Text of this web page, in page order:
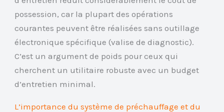
possession, car la plupart des opérations
courantes peuvent être réalisées sans outillage
électronique spécifique (valise de diagnostic).
C’est un argument de poids pour ceux qui
cherchent un utilitaire robuste avec un budget
d’entretien minimal.
L’importance du système de préchauffage et du